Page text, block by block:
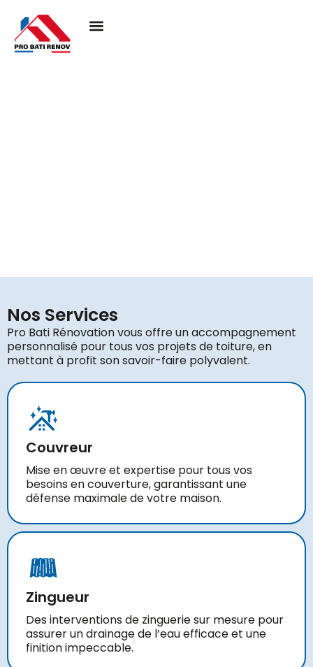
Nos Services
Pro Bati Rénovation vous offre un accompagnement
personnalisé pour tous vos projets de toiture, en
mettant à profit son savoir-faire polyvalent.
Couvreur
Mise en œuvre et expertise pour tous vos
besoins en couverture, garantissant une
défense maximale de votre maison.
Zingueur
Des interventions de zinguerie sur mesure pour
assurer un drainage de l’eau efficace et une
finition impeccable.